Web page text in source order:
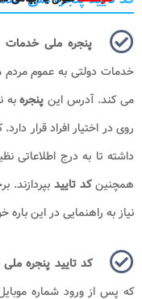
پنجره ملی
خدمات دولتی به عموم
می کند. آدرس این پنجره
روی در اختیار افراد قرار
داشته تا به درج اطلاعاتی
همچنینکد تایید بپردازند.
نیاز به راهنمایی در این
کد تایید پنجره
که پس از ورود شماره